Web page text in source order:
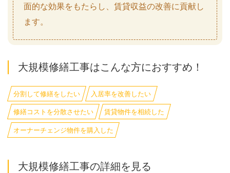
面的な効果をもたらし、賃貸収益の改善に貢献し
ます。
大規模修繕工事はこんな方におすすめ！
分割して修繕をしたい 入居率を改善したい
修繕コストを分散させたい 賃貸物件を相続した
オーナーチェンジ物件を購入した
大規模修繕工事の詳細を見る